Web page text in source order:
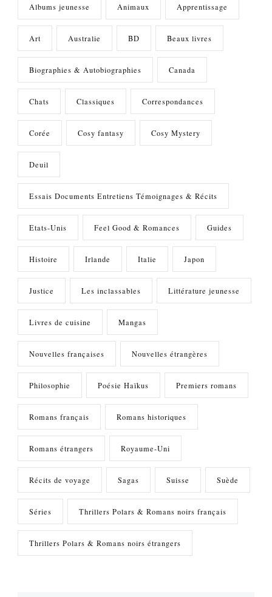
Albums jeunesse Animaux Apprentissage
Art Australie BD Beaux livres
Biographies & Autobiographies Canada
Chats Classiques Correspondances
Corée Cosy fantasy Cosy Mystery
Deuil
Essais Documents Entretiens Témoignages & Récits
Etats-Unis Feel Good & Romances Guides
Histoire Irlande Italie Japon
Justice Les inclassables Littérature jeunesse
Livres de cuisine Mangas
Nouvelles françaises Nouvelles étrangères
Philosophie Poésie Haïkus Premiers romans
Romans français Romans historiques
Romans étrangers Royaume-Uni
Récits de voyage Sagas Suisse Suède
Séries Thrillers Polars & Romans noirs français
Thrillers Polars & Romans noirs étrangers